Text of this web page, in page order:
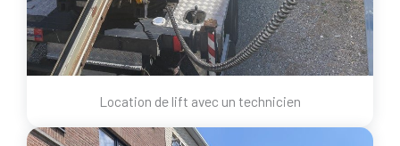
Location de lift avec un technicien